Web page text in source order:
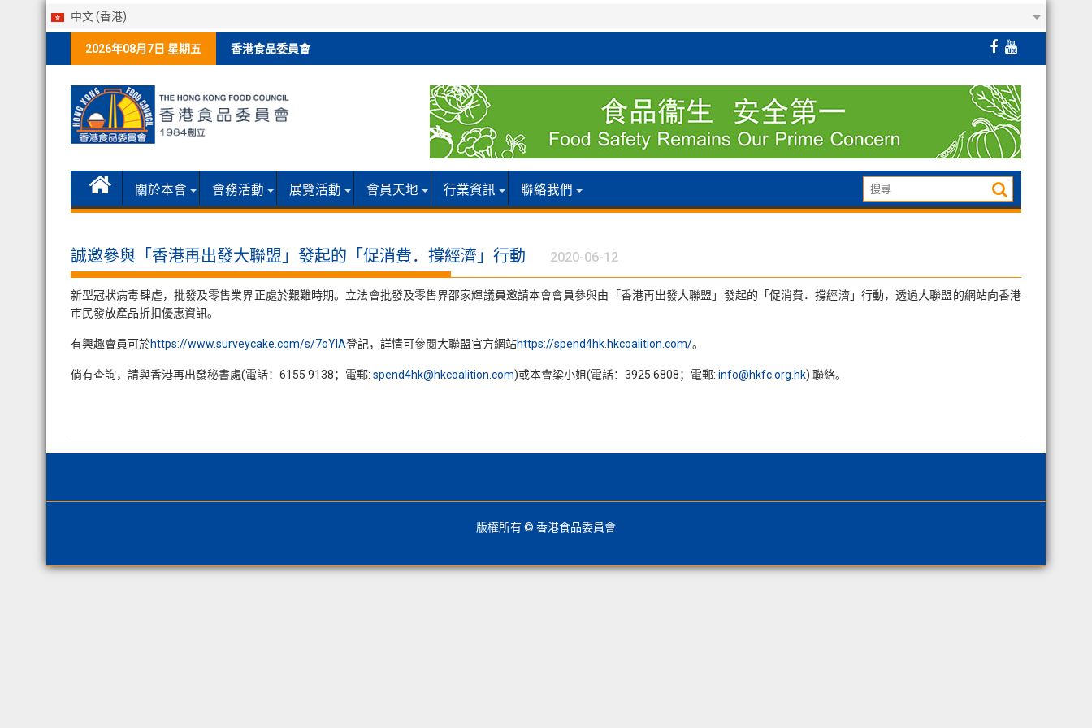
中文 (香港)
2026年08月7日 星期五 香港食品委員會
關於本會 會務活動 展覽活動 會員天地 行業資訊 聯絡我們
誠邀參與「香港再出發大聯盟」發起的「促消費．撐經濟」行動 2020-06-12
新型冠狀病毒肆虐，批發及零售業界正處於艱難時期。立法會批發及零售界邵家輝議員邀請本會會員參與由「香港再出發大聯盟」發起的「促消費．撐經濟」行動，透過大聯盟的網站向香港
市民發放產品折扣優惠資訊。
有興趣會員可於https://www.surveycake.com/s/7oYlA登記，詳情可參閱大聯盟官方網站https://spend4hk.hkcoalition.com/。
倘有查詢，請與香港再出發秘書處(電話：6155 9138；電郵: spend4hk@hkcoalition.com)或本會梁小姐(電話：3925 6808；電郵: info@hkfc.org.hk) 聯絡。
版權所有 © 香港食品委員會